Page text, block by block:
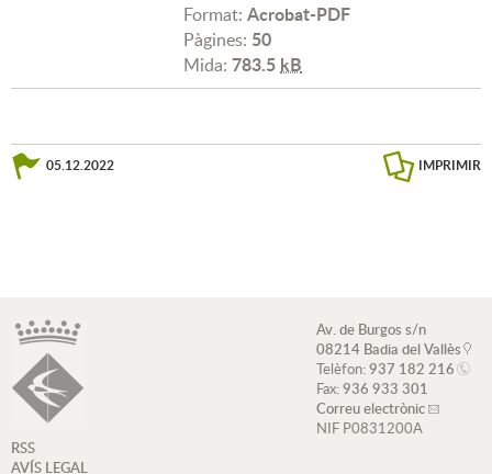
Format: Acrobat-PDF
Pàgines: 50
Mida: 783.5 kB
05.12.2022 IMPRIMIR
Av. de Burgos s/n
08214 Badia del Vallès
Telèfon:937 182 216
Fax:936 933 301
Correu electrònic
NIF P0831200A
RSS
AVÍS LEGAL